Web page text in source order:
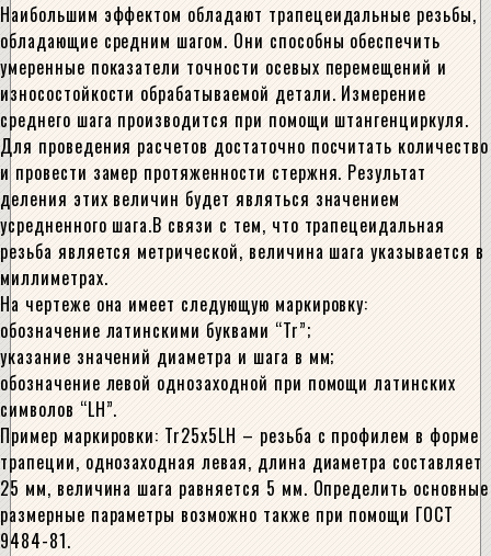
Наибольшим эффектом обладают трапецеидальные резьбы,
обладающие средним шагом. Они способны обеспечить
умеренные показатели точности осевых перемещений и
износостойкости обрабатываемой детали. Измерение
среднего шага производится при помощи штангенциркуля.
Для проведения расчетов достаточно посчитать количество
и провести замер протяженности стержня. Результат
деления этих величин будет являться значением
усредненного шага.В связи с тем, что трапецеидальная
резьба является метрической, величина шага указывается в
миллиметрах.
На чертеже она имеет следующую маркировку:
обозначение латинскими буквами “Tr”;
указание значений диаметра и шага в мм;
обозначение левой однозаходной при помощи латинских
символов “LH”.
Пример маркировки: Tr25x5LH – резьба с профилем в форме
трапеции, однозаходная левая, длина диаметра составляет
25 мм, величина шага равняется 5 мм. Определить основные
размерные параметры возможно также при помощи ГОСТ
9484-81.